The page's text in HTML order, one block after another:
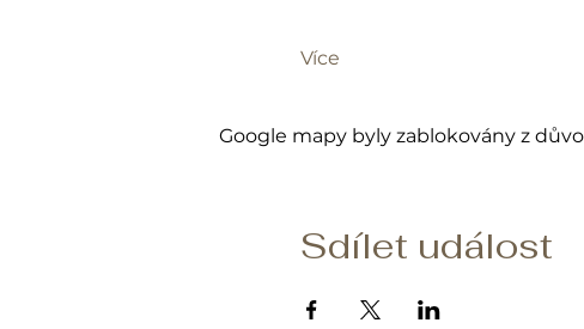
Více
Google mapy byly zablokovány z
Sdílet událost